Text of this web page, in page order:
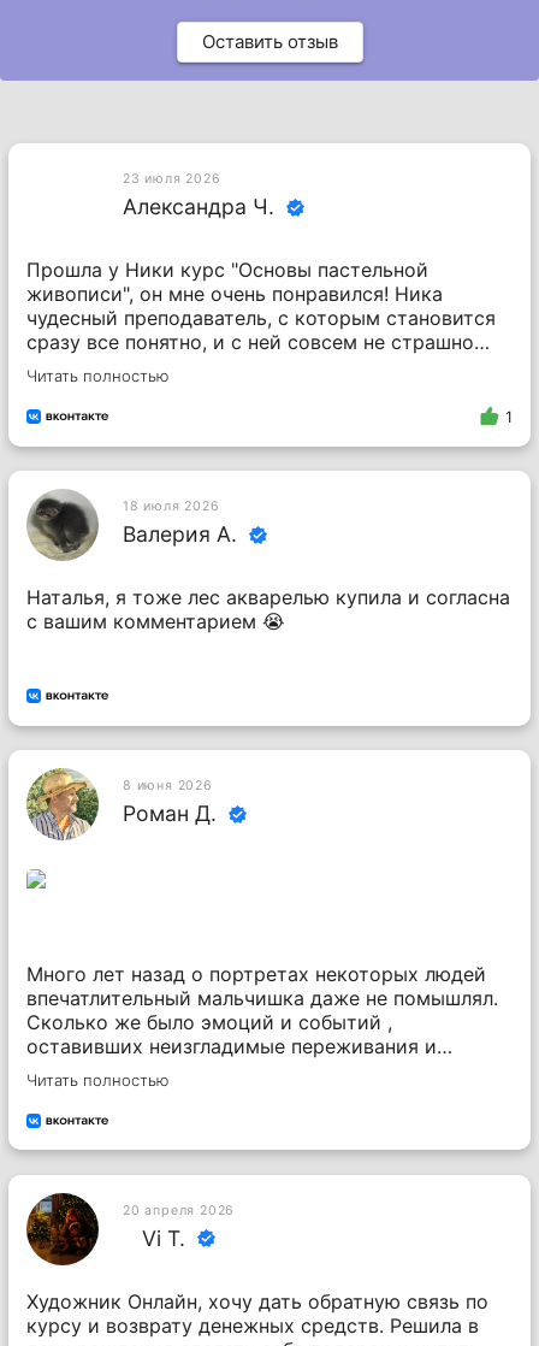
Оставить отзыв
23 июля 2026
Александра Ч.
Прошла у Ники курс "Основы пастельной
живописи", он мне очень понравился! Ника
чудесный преподаватель, с которым становится
сразу все понятно, и с ней совсем не страшно
входить в мир изобразительного искусства! 💋❤
Читать полностью
1
18 июля 2026
Валерия А.
Наталья, я тоже лес акварелью купила и согласна
с вашим комментарием 😭
8 июня 2026
Роман Д.
Много лет назад о портретах некоторых людей
впечатлительный мальчишка даже не помышлял.
Сколько же было эмоций и событий ,
оставивших неизгладимые переживания и
ярчайшие образы в памяти! Виктор Платонов -
тот самый «Обнаженный велосипедист» далеко
не единственный хрестоматийный персонаж
художественные идеи выжидали , подобно
выдержанным коньякам или виски , став наконец
материальными предметами , физическими
воплощениями изобразительного искусства.
своё законное и логичное место. Скрытый смысл
, необычные интерпретации- всегда уместны в
Читать полностью
20 апреля 2026
Vi T.
Художник Онлайн, хочу дать обратную связь по
курсу и возврату денежных средств. Решила в